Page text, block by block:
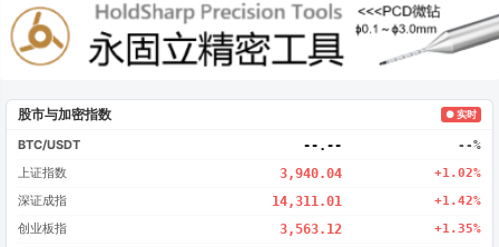
股市与加密指数 ● 实时
BTC/USDT --.-- --%
上证指数 3,940.04 +1.02%
深证成指 14,311.01 +1.42%
创业板指 3,563.12 +1.35%